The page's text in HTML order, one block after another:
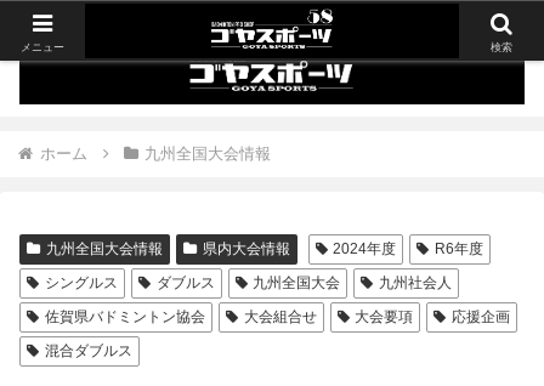
ホーム 九州全国大会情報
九州全国大会情報 県内大会情報 2024年度
R6年度
シングルス
ダブルス 九州全国大会
九州社会人
佐賀県バドミントン協会
大会組合せ 大会要項
応援企画
混合ダブルス
メニュー 検索